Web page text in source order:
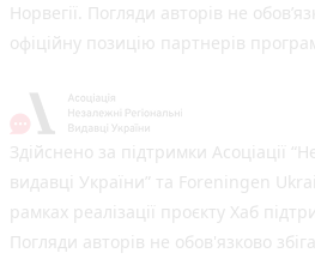
Норвегії. Погляди авторів не
офіційну позицію партнерів
Здійснено за підтримки Асоціації
видавці України” та Foreningen
рамках реалізації проєкту Хаб
Погляди авторів не обов'язково